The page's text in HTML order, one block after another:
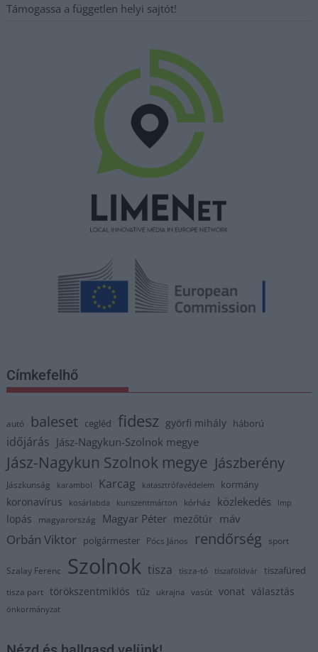
Támogassa a független helyi sajtót!
Címkefelhő
autó baleset cegléd fidesz györfi mihály háború
időjárás Jász-Nagykun-Szolnok megye
Jász-Nagykun Szolnok megye Jászberény
Jászkunság karambol Karcag katasztrófavédelem kormány
koronavírus kosárlabda kunszentmárton kórház közlekedés lmp
lopás magyarország Magyar Péter mezőtúr máv
Orbán Viktor polgármester Pócs János rendőrség sport
Szalay Ferenc Szolnok tisza tisza-tó tiszaföldvár tiszafüred
tisza part törökszentmiklós tűz ukrajna vasút vonat választás
önkormányzat